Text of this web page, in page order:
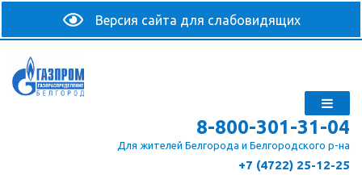
8-800-301-31-04
Для жителей Белгорода и Белгородского р-на
+7 (4722) 25-12-25